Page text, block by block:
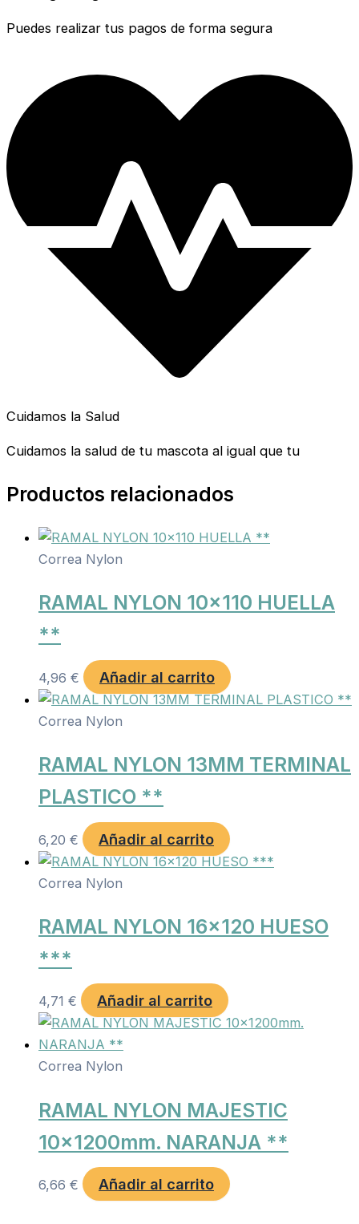
Puedes realizar tus pagos de forma segura
Cuidamos la Salud
Cuidamos la salud de tu mascota al igual que tu
Productos relacionados
Correa Nylon
RAMAL NYLON 10×110 HUELLA
**
4,96 € Añadir al carrito
Correa Nylon
RAMAL NYLON 13MM TERMINAL
PLASTICO **
6,20 € Añadir al carrito
Correa Nylon
RAMAL NYLON 16×120 HUESO
***
4,71 € Añadir al carrito
Correa Nylon
RAMAL NYLON MAJESTIC
10x1200mm. NARANJA **
6,66 € Añadir al carrito